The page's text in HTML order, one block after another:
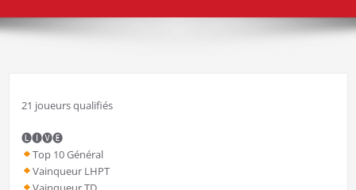
21 joueurs qualifiés
🅛🅘🅥🅔
Top 10 Général
Vainqueur LHPT